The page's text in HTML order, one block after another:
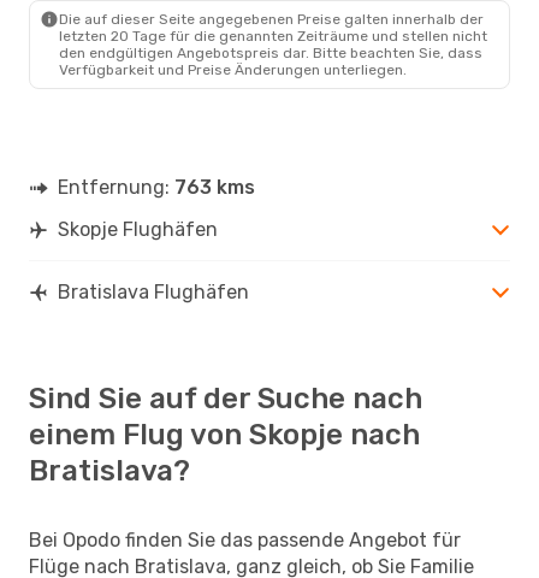
Die auf dieser Seite angegebenen Preise galten innerhalb der
letzten 20 Tage für die genannten Zeiträume und stellen nicht
den endgültigen Angebotspreis dar. Bitte beachten Sie, dass
Verfügbarkeit und Preise Änderungen unterliegen.
Entfernung: 763 kms
Skopje Flughäfen
Bratislava Flughäfen
Sind Sie auf der Suche nach
einem Flug von Skopje nach
Bratislava?
Bei Opodo finden Sie das passende Angebot für
Flüge nach Bratislava, ganz gleich, ob Sie Familie